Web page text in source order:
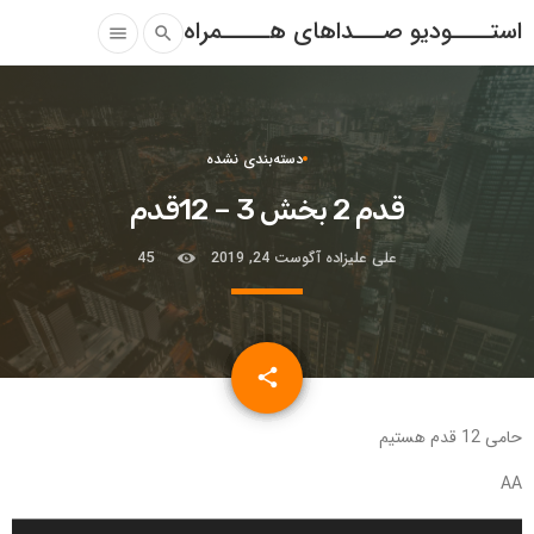
استــــودیو صـــداهای هـــــمراه search
menu
دسته‌بندی نشده
قدم 2 بخش 3 – 12قدم
علی علیزاده آگوست 24, 2019 45
share
email
حامی 12 قدم هستیم
AA